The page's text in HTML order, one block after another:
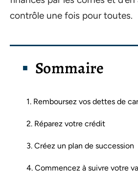
contrôle une fois pour toutes.
Sommaire
1. Remboursez vos dettes de
2. Réparez votre crédit
3. Créez un plan de succession
4. Commencez à suivre votre